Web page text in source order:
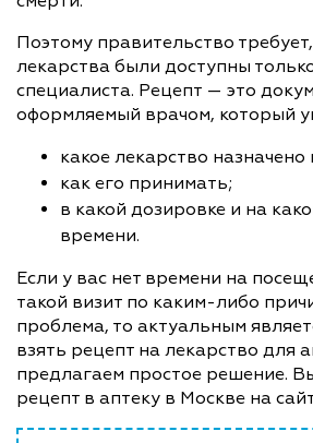
Поэтому правительство
лекарства были доступны
специалиста. Рецепт — это
оформляемый врачом, который
какое лекарство назначено
как его принимать;
в какой дозировке и на
времени.
Если у вас нет времени на
такой визит по каким-либо
проблема, то актуальным
взять рецепт на лекарство для
предлагаем простое решение.
рецепт в аптеку в Москве на